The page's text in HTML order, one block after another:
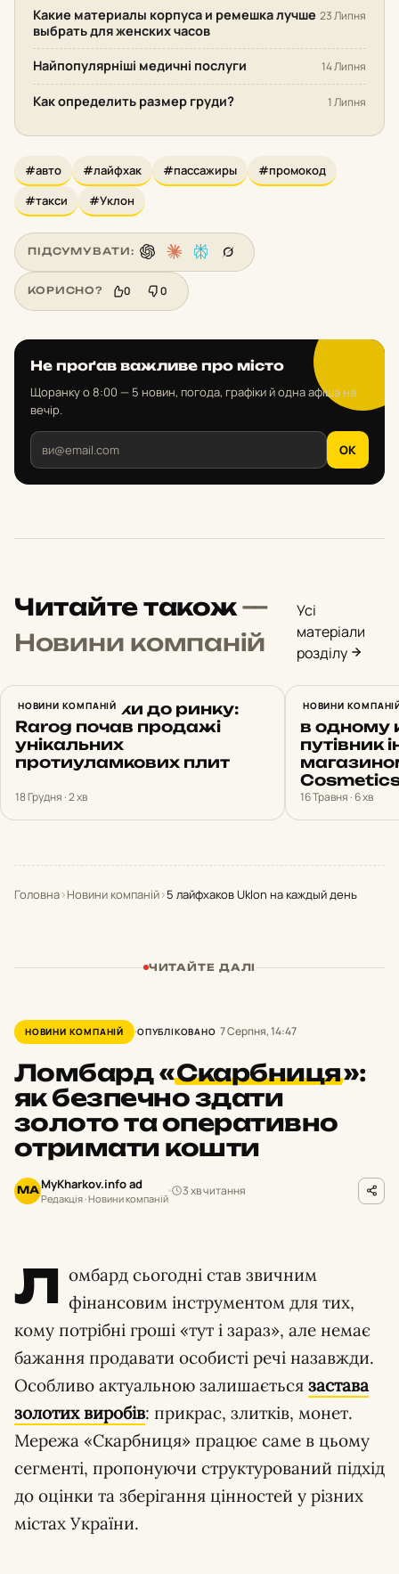
Какие материалы корпуса и ремешка лучше
выбрать для женских часов
23 Липня
Найпопулярніші медичні послуги 14 Липня
Как определить размер груди? 1 Липня
#авто #лайфхак #пассажиры
#промокод
#такси
#Уклон
ПІДСУМУВАТИ:
КОРИСНО? 0 0
Не проґав важливе про місто
Щоранку о 8:00 — 5 новин, погода, графіки й одна афіша на
вечір.
OK
Читайте також—
Новини компаній
Усі
матеріали
розділу
НОВИНИ КОМПАНІЙ
Від розробки до ринку:
Rarog почав продажі
унікальних
протиуламкових плит
18 Грудня · 2 хв
НОВИНИ
14
в одному
путівник
16 Травня · 6 хв
Головна›Новини компаній›5 лайфхаков Uklon на каждый день
ЧИТАЙТЕ ДАЛІ
НОВИНИ КОМПАНІЙ ОПУБЛІКОВАНО 7 Серпня, 14:47
Ломбард«Скарбниця»:
як безпечно здати
золото та оперативно
отримати кошти
MA MyKharkov.info ad
Редакція · Новини компаній
3 хв читання
Л омбард сьогодні став звичним
фінансовим інструментом для тих,
кому потрібні гроші «тут і зараз», але немає
бажання продавати особисті речі назавжди.
Особливо актуальною залишається застава
золотих виробів: прикрас, злитків, монет.
Мережа «Скарбниця» працює саме в цьому
сегменті, пропонуючи структурований підхід
до оцінки та зберігання цінностей у різних
містах України.